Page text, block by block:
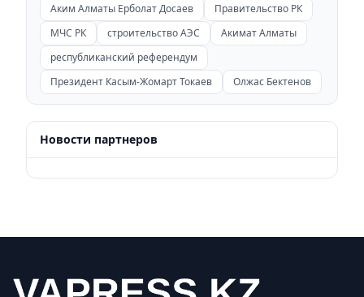
Аким Алматы Ерболат Досаев
Правительство РК
МЧС РК
строительство АЭС
Акимат Алматы
республиканский референдум
Президент Касым-Жомарт Токаев
Олжас Бектенов
Новости партнеров